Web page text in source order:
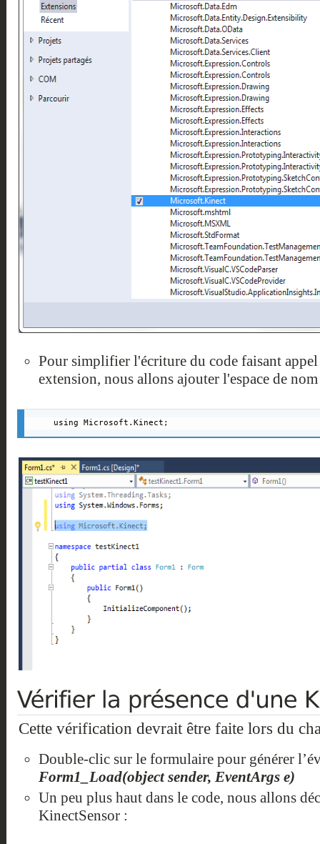
Pour simplifier l'écriture du code faisant appel
extension, nous allons ajouter l'espace de
using Microsoft.Kinect;
Cette vérification devrait être faite lors du
Double-clic sur le formulaire pour générer
Form1_Load(object sender, EventArgs e)
Un peu plus haut dans le code, nous allons
KinectSensor :